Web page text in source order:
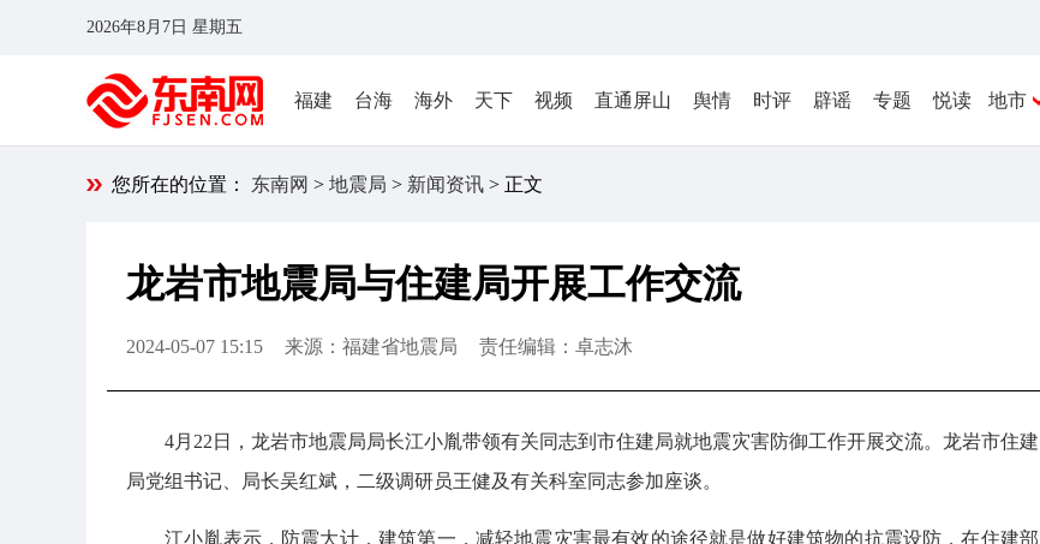
2026年8月7日 星期五
福建 台海 海外 天下 视频 直通屏山 舆情 时评 辟谣 专题 悦读 地市
您所在的位置： 东南网 > 地震局 > 新闻资讯 > 正文
龙岩市地震局与住建局开展工作交流
2024-05-07 15:15 来源：福建省地震局 责任编辑：卓志沐
4月22日，龙岩市地震局局长江小胤带领有关同志到市住建局就地震灾害防御工作开展交流。龙岩市住建
局党组书记、局长吴红斌，二级调研员王健及有关科室同志参加座谈。
江小胤表示，防震大计，建筑第一，减轻地震灾害最有效的途径就是做好建筑物的抗震设防，在住建部